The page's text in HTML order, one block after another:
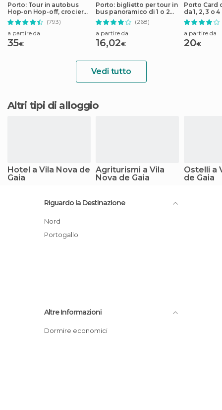
Porto: Tour in autobus
Hop-on Hop-off, crociera
sul fiume e tour della
cantina del porto
(793)
a partire da
35€
Porto: biglietto per tour in
bus panoramico di 1 o 2
giorni
(268)
a partire da
16,02€
Porto Card
da 1, 2, 3 o
a partire da
20€
Vedi tutto
Altri tipi di alloggio
Hotel a Vila Nova de
Gaia
Agriturismi a Vila
Nova de Gaia
Ostelli a
de Gaia
Riguardo la Destinazione
Nord
Portogallo
Altre Informazioni
Dormire economici